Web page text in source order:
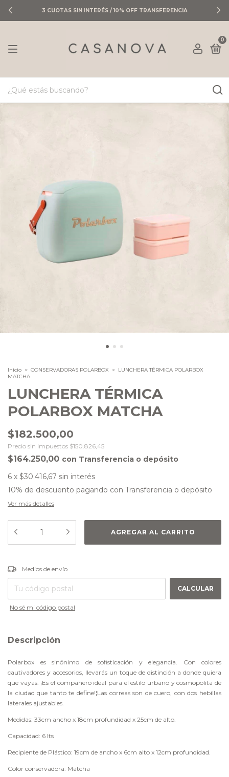
3 CUOTAS SIN INTERÉS / 10% OFF TRANSFERENCIA
0
Inicio > CONSERVADORAS POLARBOX > LUNCHERA TÉRMICA POLARBOX
MATCHA
LUNCHERA TÉRMICA
POLARBOX MATCHA
$182.500,00
Precio sin impuestos $150.826,45
$164.250,00 con Transferencia o depósito
6 x $30.416,67 sin interés
10% de descuento pagando con Transferencia o depósito
Ver más detalles
Entregas para el CP:
Medios de envío
CALCULAR
No sé mi código postal
Descripción
Polarbox es sinónimo de sofisticación y elegancia. Con colores
cautivadores y accesorios, llevarás un toque de distinción a donde quiera
que vayas. ¡Es el compañero ideal para el estilo urbano y cosmopolita de
la ciudad que tanto te define!¦Las correas son de cuero, con dos hebillas
laterales ajustables.
Medidas: 33cm ancho x 18cm profundidad x 25cm de alto.
Capacidad: 6 lts
Recipiente de Plástico: 19cm de ancho x 6cm alto x 12cm profundidad.
Color conservadora: Matcha